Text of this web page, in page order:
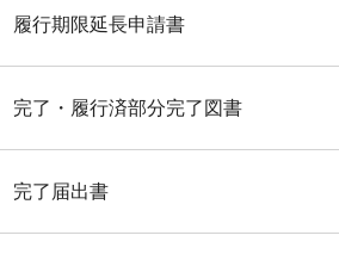
履行期限延長申請書
完了・履行済部分完了図書
完了届出書